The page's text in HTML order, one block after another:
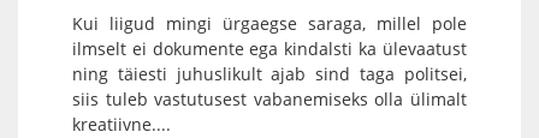
Kui liigud mingi ürgaegse saraga, millel pole
ilmselt ei dokumente ega kindalsti ka ülevaatust
ning täiesti juhuslikult ajab sind taga politsei,
siis tuleb vastutusest vabanemiseks olla ülimalt
kreatiivne....